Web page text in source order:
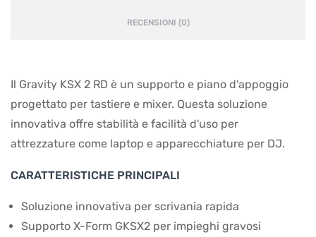
RECENSIONI (0)
Il Gravity KSX 2 RD è un supporto e piano d'appoggio
progettato per tastiere e mixer. Questa soluzione
innovativa offre stabilità e facilità d'uso per
attrezzature come laptop e apparecchiature per DJ.
CARATTERISTICHE PRINCIPALI
Soluzione innovativa per scrivania rapida
Supporto X-Form GKSX2 per impieghi gravosi